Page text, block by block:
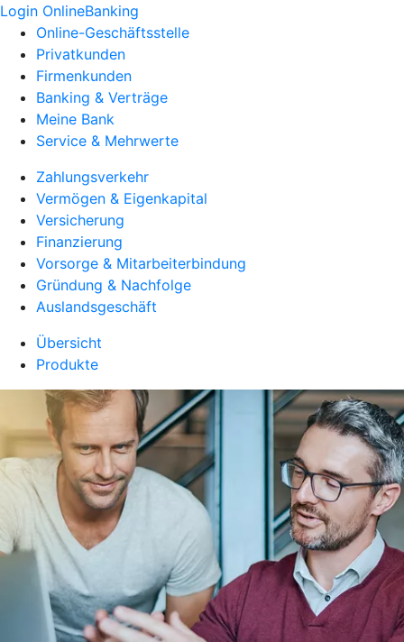
Login OnlineBanking
Online-Geschäftsstelle
Privatkunden
Firmenkunden
Banking & Verträge
Meine Bank
Service & Mehrwerte
Zahlungsverkehr
Vermögen & Eigenkapital
Versicherung
Finanzierung
Vorsorge & Mitarbeiterbindung
Gründung & Nachfolge
Auslandsgeschäft
Übersicht
Produkte